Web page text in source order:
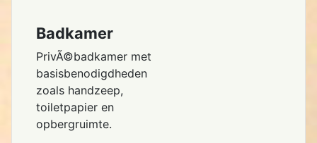
Badkamer
PrivÃ©badkamer met
basisbenodigdheden
zoals handzeep,
toiletpapier en
opbergruimte.